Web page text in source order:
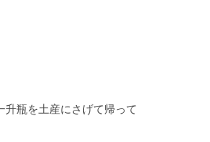
瓶を土産にさげて帰って